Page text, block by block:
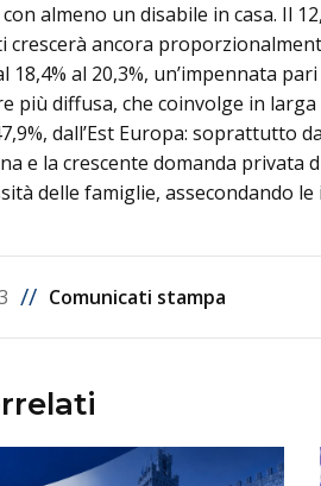
almeno un disabile in casa. Il
crescerà ancora
18,4% al 20,3%, un’impennata
più diffusa, che coinvolge in
dall’Est Europa: soprattutto
e la crescente domanda privata
delle famiglie, assecondando
// Comunicati stampa